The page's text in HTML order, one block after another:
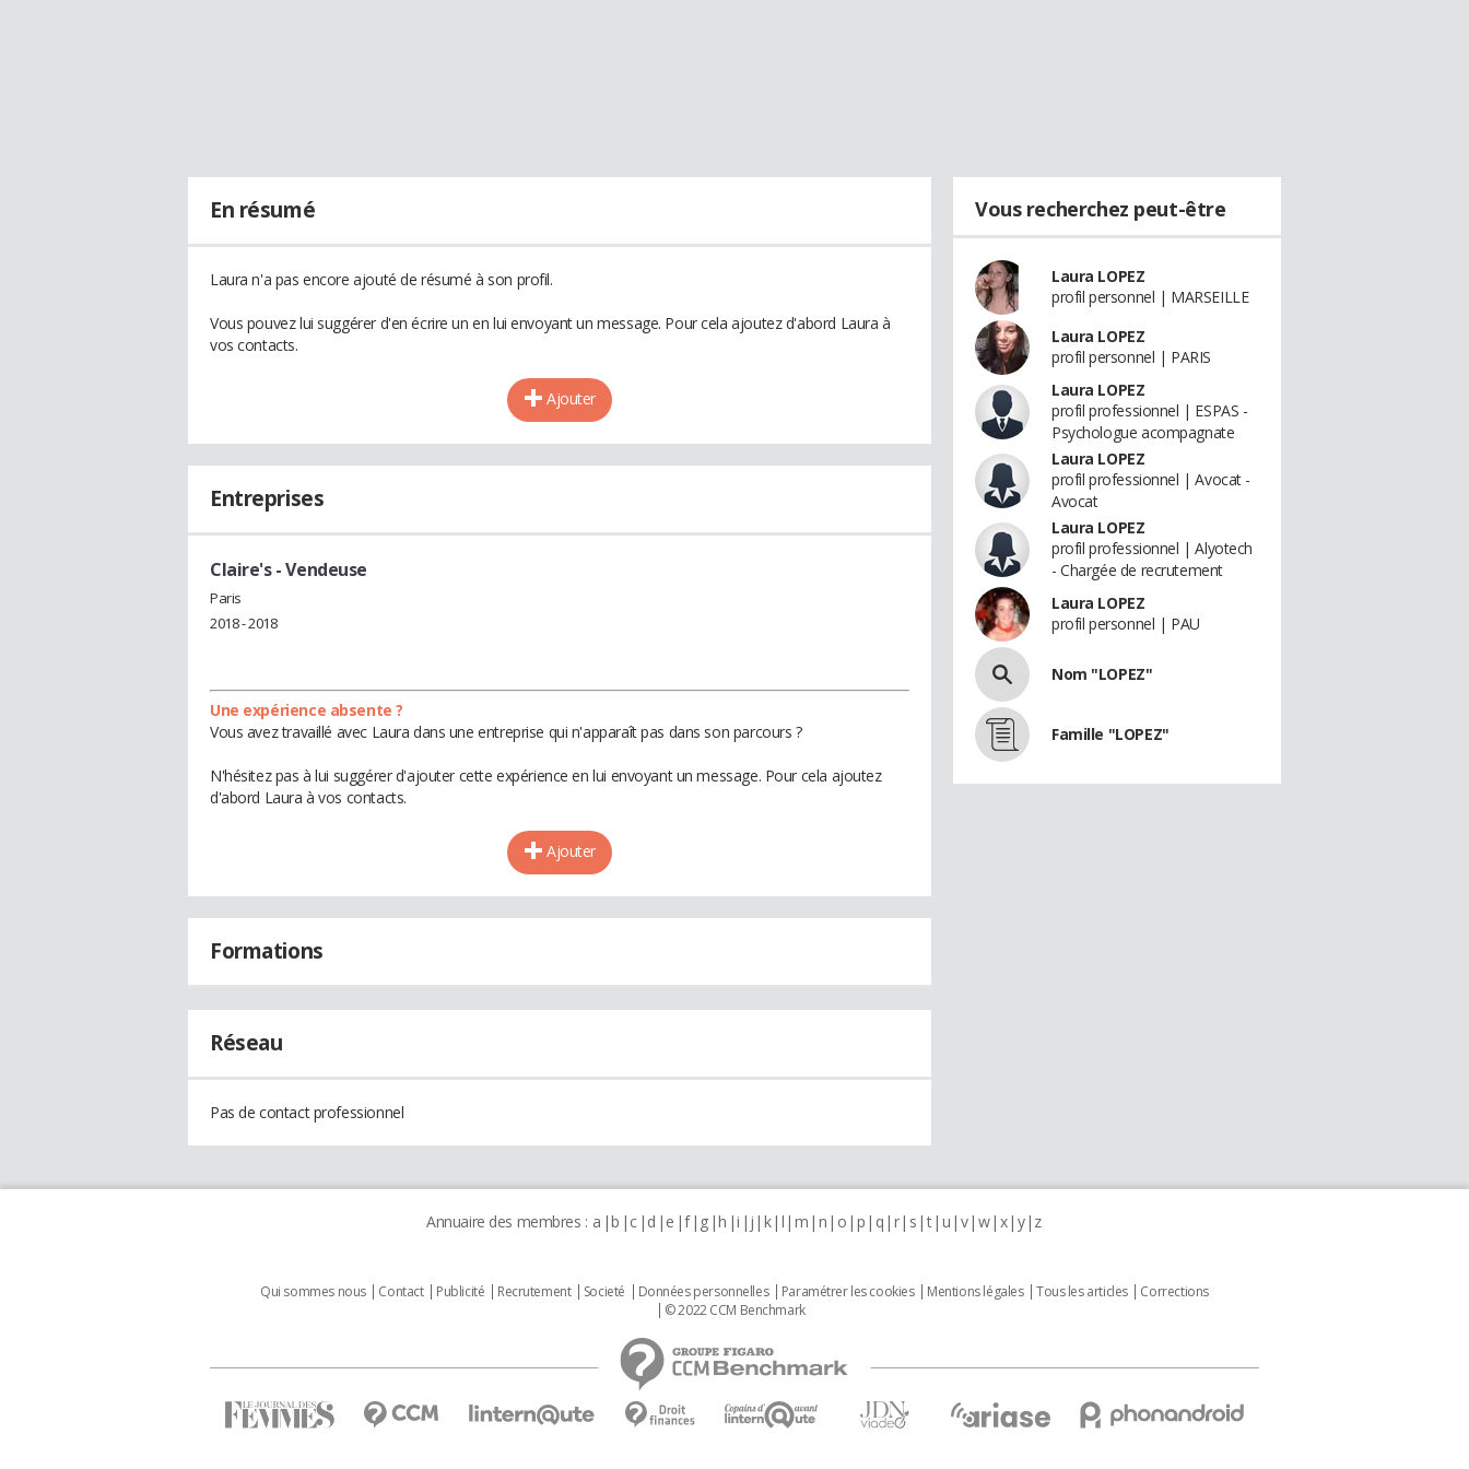
En résumé
Laura n'a pas encore ajouté de résumé à son profil.
Vous pouvez lui suggérer d'en écrire un en lui envoyant un message. Pour cela ajoutez d'abord Laura à
vos contacts.
Ajouter
Entreprises
Claire's- Vendeuse
Paris
2018 - 2018
Une expérience absente ?
Vous avez travaillé avec Laura dans une entreprise qui n'apparaît pas dans son parcours ?
N'hésitez pas à lui suggérer d'ajouter cette expérience en lui envoyant un message. Pour cela ajoutez
d'abord Laura à vos contacts.
Ajouter
Formations
Réseau
Pas de contact professionnel
Vous recherchez peut-être
Laura LOPEZ
profil personnel | MARSEILLE
Laura LOPEZ
profil personnel | PARIS
Laura LOPEZ
profil professionnel | ESPAS -
Psychologue acompagnate
Laura LOPEZ
profil professionnel | Avocat -
Avocat
Laura LOPEZ
profil professionnel | Alyotech
- Chargée de recrutement
Laura LOPEZ
profil personnel | PAU
Nom "LOPEZ"
Famille "LOPEZ"
Annuaire des membres : a b c d e f g h i j k l m n o p q r s t u v w x y z
Qui sommes nous Contact Publicité Recrutement Societé Données personnelles Paramétrer les cookies Mentions légales Tous les articles
Corrections
© 2022 CCM Benchmark